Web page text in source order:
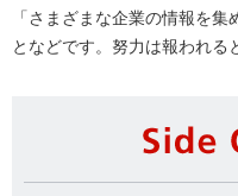
「さまざまな企業の情報を
となどです。努力は報われる